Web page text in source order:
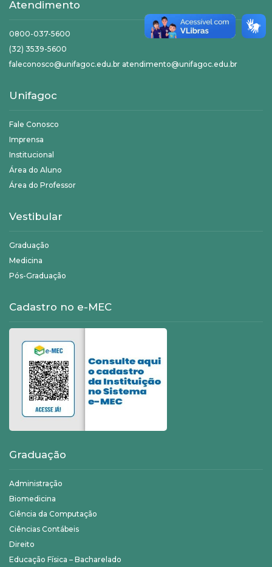
Atendimento
0800-037-5600
(32) 3539-5600
faleconosco@unifagoc.edu.br atendimento@unifagoc.edu.br
Unifagoc
Fale Conosco
Imprensa
Institucional
Área do Aluno
Área do Professor
Vestibular
Graduação
Medicina
Pós-Graduação
Cadastro no e-MEC
Graduação
Administração
Biomedicina
Ciência da Computação
Ciências Contábeis
Direito
Educação Física – Bacharelado